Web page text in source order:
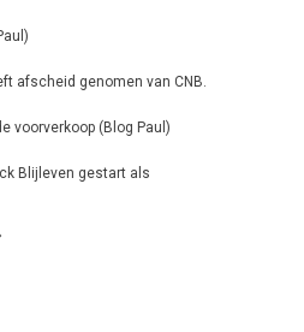
afscheid genomen van CNB.
voorverkoop (Blog Paul)
Blijleven gestart als